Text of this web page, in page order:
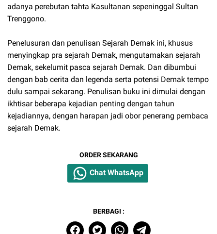
adanya perebutan tahta Kasultanan sepeninggal Sultan
Trenggono.
Penelusuran dan penulisan Sejarah Demak ini, khusus
menyingkap pra sejarah Demak, mengutamakan sejarah
Demak, sekelumit pasca sejarah Demak. Dan dibumbui
dengan bab cerita dan legenda serta potensi Demak tempo
dulu sampai sekarang. Penulisan buku ini dimulai dengan
ikhtisar beberapa kejadian penting dengan tahun
kejadiannya, dengan harapan jadi obor penerang pembaca
sejarah Demak.
ORDER SEKARANG
Chat WhatsApp
BERBAGI :